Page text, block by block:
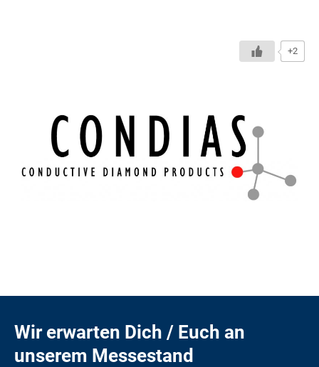
+2
Wir erwarten Dich / Euch an
unserem Messestand